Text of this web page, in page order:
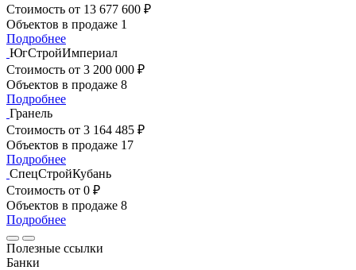
Стоимость от 13 677 600 ₽
Объектов в продаже 1
Подробнее
ЮгСтройИмпериал
Стоимость от 3 200 000 ₽
Объектов в продаже 8
Подробнее
Гранель
Стоимость от 3 164 485 ₽
Объектов в продаже 17
Подробнее
СпецСтройКубань
Стоимость от 0 ₽
Объектов в продаже 8
Подробнее
Полезные ссылки
Банки